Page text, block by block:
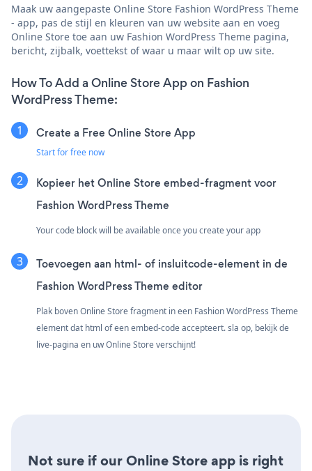
Maak uw aangepaste Online Store Fashion WordPress Theme
- app, pas de stijl en kleuren van uw website aan en voeg
Online Store toe aan uw Fashion WordPress Theme pagina,
bericht, zijbalk, voettekst of waar u maar wilt op uw site.
How To Add a Online Store App on Fashion
WordPress Theme:
Create a Free Online Store App
Start for free now
Kopieer het Online Store embed-fragment voor
Fashion WordPress Theme
Your code block will be available once you create your app
Toevoegen aan html- of insluitcode-element in de
Fashion WordPress Theme editor
Plak boven Online Store fragment in een Fashion WordPress Theme
element dat html of een embed-code accepteert. sla op, bekijk de
live-pagina en uw Online Store verschijnt!
Not sure if our Online Store app is right